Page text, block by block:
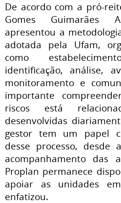
De acordo com a pró-
Gomes Guimarães
apresentou a
adotada pela Ufam,
como
identificação, análise,
monitoramento e
importante
riscos está
desenvolvidas
gestor tem um papel
desse processo, desde
acompanhamento das
Proplan permanece
apoiar as unidades
enfatizou.